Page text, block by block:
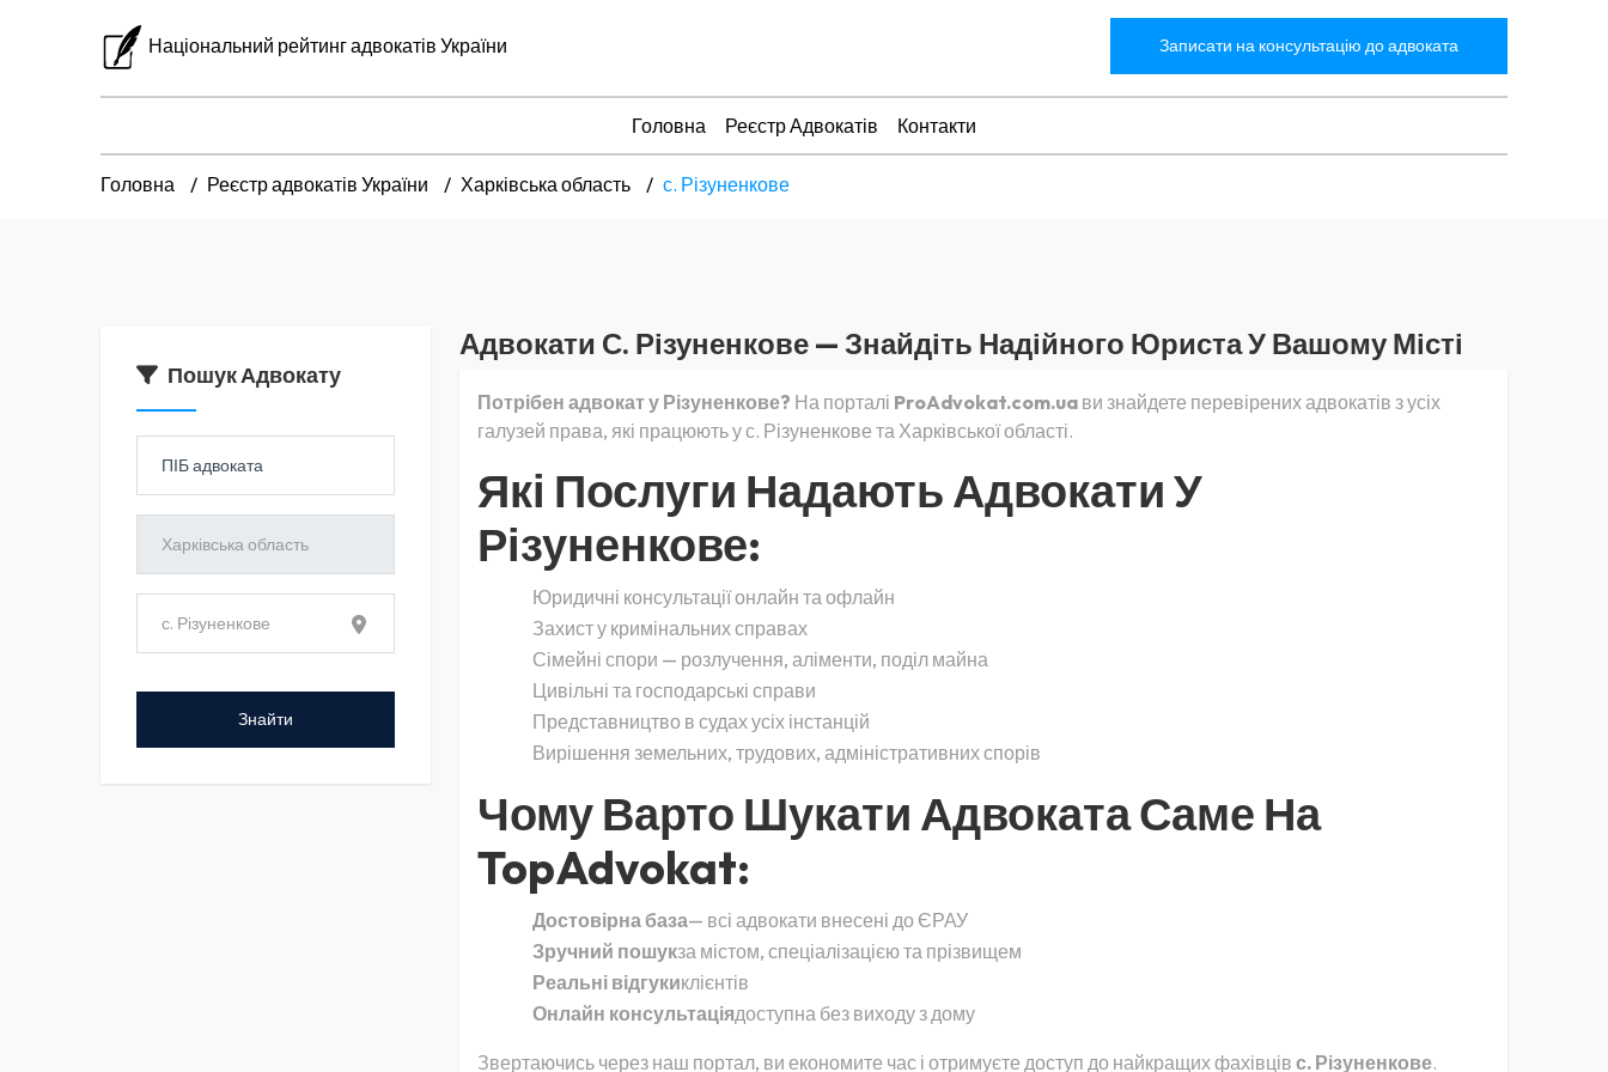
Національний рейтинг адвокатів України Записати на консультацію до адвоката
Головна Реєстр Адвокатів Контакти
Головна Реєстр адвокатів України Харківська область с. Різуненкове
Пошук Адвокату
Адвокати С. Різуненкове — Знайдіть Надійного Юриста У Вашому Місті
Потрібен адвокат у Різуненкове? На порталі ProAdvokat.com.ua ви знайдете перевірених адвокатів з усіх
галузей права, які працюють у с. Різуненкове та Харківської області.
Які Послуги Надають Адвокати У
Різуненкове:
Юридичні консультації онлайн та офлайн
Захист у кримінальних справах
Сімейні спори — розлучення, аліменти, поділ майна
Цивільні та господарські справи
Представництво в судах усіх інстанцій
Вирішення земельних, трудових, адміністративних спорів
Чому Варто Шукати Адвоката Саме На
TopAdvokat:
Достовірна база— всі адвокати внесені до ЄРАУ
Зручний пошукза містом, спеціалізацією та прізвищем
Реальні відгукиклієнтів
Онлайн консультаціядоступна без виходу з дому
Звертаючись через наш портал, ви економите час і отримуєте доступ до найкращих фахівців с. Різуненкове.